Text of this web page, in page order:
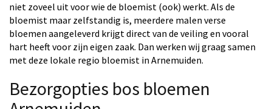
niet zoveel uit voor wie de bloemist (ook) werkt. Als de
bloemist maar zelfstandig is, meerdere malen verse
bloemen aangeleverd krijgt direct van de veiling en vooral
hart heeft voor zijn eigen zaak. Dan werken wij graag samen
met deze lokale regio bloemist in Arnemuiden.
Bezorgopties bos bloemen